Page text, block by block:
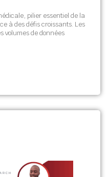
pilier essentiel de la
à des défis croissants. Les
volumes de données